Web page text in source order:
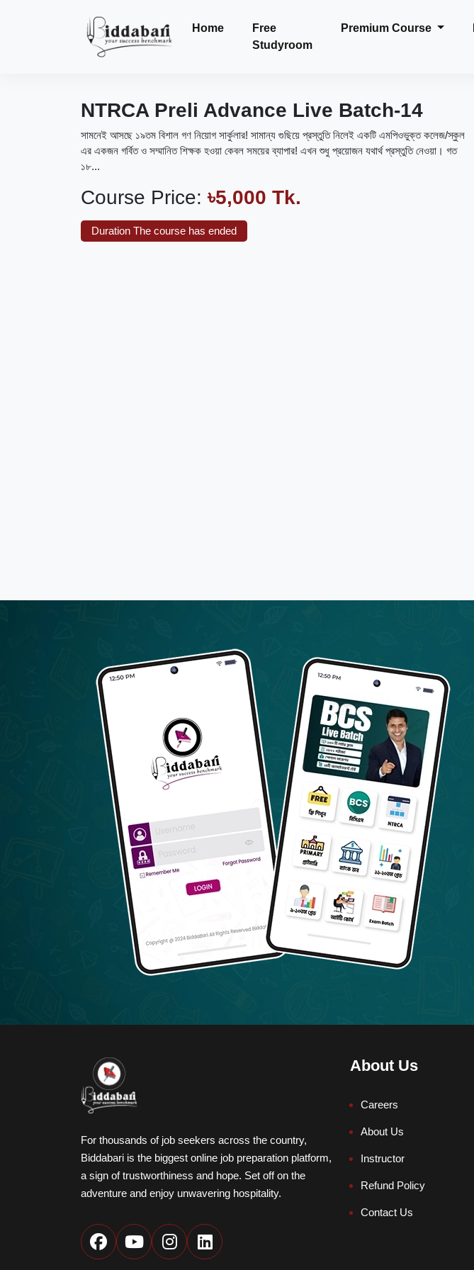
Home
Free
Studyroom
Premium Course
NTRCA Preli Advance Live Batch-14
সামনেই আসছে ১৯তম বিশাল গণ নিয়োগ সার্কুলার! সামান্য গুছিয়ে প্রস্তুতি নিলেই একটি এমপিওভুক্ত কলেজ/স্কুল
এর একজন গর্বিত ও সম্মানিত শিক্ষক হওয়া কেবল সময়ের ব্যাপার! এখন শুধু প্রয়োজন যথার্থ প্রস্তুতি নেওয়া। গত
১৮...
Course Price:৳5,000 Tk.
Duration The course has ended
For thousands of job seekers across the country,
Biddabari is the biggest online job preparation platform,
a sign of trustworthiness and hope. Set off on the
adventure and enjoy unwavering hospitality.
About Us
Careers
About Us
Instructor
Refund Policy
Contact Us